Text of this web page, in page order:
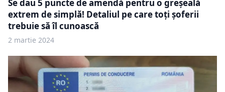
Se dau 5 puncte de amendă pentru o greșeală
extrem de simplă! Detaliul pe care toți șoferii
trebuie să îl cunoască
2 martie 2024